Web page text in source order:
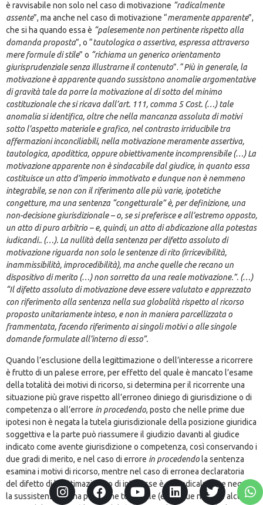
è ravvisabile non solo nel caso di motivazione “radicalmente
assente”, ma anche nel caso di motivazione “meramente apparente”,
che si ha quando essa è “palesemente non pertinente rispetto alla
domanda proposta”, o “tautologica o assertiva, espressa attraverso
mere formule di stile” o “richiama un generico orientamento
giurisprudenziale senza illustrarne il contenuto”. “Più in generale, la
motivazione è apparente quando sussistono anomalie argomentative
di gravità tale da porre la motivazione al di sotto del minimo
costituzionale che si ricava dall’art. 111, comma 5 Cost. (…) tale
anomalia si identifica, oltre che nella mancanza assoluta di motivi
sotto l’aspetto materiale e grafico, nel contrasto irriducibile tra
affermazioni inconciliabili, nella motivazione meramente assertiva,
tautologica, apodittica, oppure obiettivamente incomprensibile (…) La
motivazione apparente non è sindacabile dal giudice, in quanto essa
costituisce un atto d’imperio immotivato e dunque non è nemmeno
integrabile, se non con il riferimento alle più varie, ipotetiche
congetture, ma una sentenza “congetturale” è, per definizione, una
non-decisione giurisdizionale – o, se si preferisce e all’estremo opposto,
un atto di puro arbitrio – e, quindi, un atto di abdicazione alla potestas
iudicandi.. (…). La nullità della sentenza per difetto assoluto di
motivazione riguarda non solo le sentenze di rito (irricevibilità,
inammissibilità, improcedibilità), ma anche quelle che recano un
dispositivo di merito (…) non sorretto da una reale motivazione.”. (…)
“Il difetto assoluto di motivazione deve essere valutato e apprezzato
con riferimento alla sentenza nella sua globalità rispetto al ricorso
proposto unitariamente inteso, e non in maniera parcellizzata o
frammentata, facendo riferimento ai singoli motivi o alle singole
domande formulate all’interno di esso”.
Quando l’esclusione della legittimazione o dell’interesse a ricorrere
è frutto di un palese errore, per effetto del quale è mancato l’esame
della totalità dei motivi di ricorso, si determina per il ricorrente una
situazione più grave rispetto all’erroneo diniego di giurisdizione o di
competenza o all’errore in procedendo, posto che nelle prime due
ipotesi non è negata la tutela giurisdizionale della posizione giuridica
soggettiva e la parte può riassumere il giudizio davanti al giudice
indicato come avente giurisdizione o competenza, così conservando i
due gradi di merito, e nel caso di errore in procedendo la sentenza
esamina i motivi di ricorso, mentre nel caso di erronea declaratoria
del difetto di legittimazione o di interesse è più radicalmente negata
la sussistenza di una posizione tutelabile (e dunque non vi è alcun